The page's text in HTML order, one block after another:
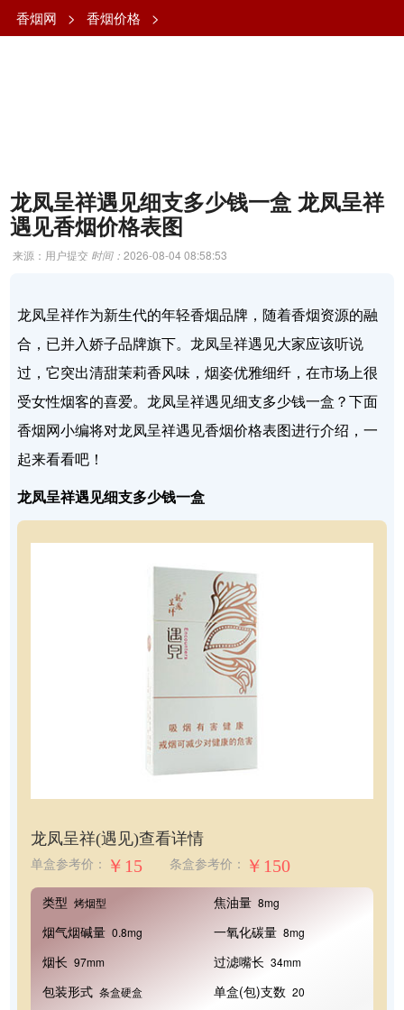
香烟网 > 香烟价格 >
龙凤呈祥遇见细支多少钱一盒 龙凤呈祥
遇见香烟价格表图
来源：用户提交 时间：2026-08-04 08:58:53
龙凤呈祥作为新生代的年轻香烟品牌，随着香烟资源的融
合，已并入娇子品牌旗下。龙凤呈祥遇见大家应该听说
过，它突出清甜茉莉香风味，烟姿优雅细纤，在市场上很
受女性烟客的喜爱。龙凤呈祥遇见细支多少钱一盒？下面
香烟网小编将对龙凤呈祥遇见香烟价格表图进行介绍，一
起来看看吧！
龙凤呈祥遇见细支多少钱一盒
龙凤呈祥(遇见)查看详情
单盒参考价： ￥15 条盒参考价： ￥150
类型 烤烟型 焦油量 8mg
烟气烟碱量 0.8mg 一氧化碳量 8mg
烟长 97mm 过滤嘴长 34mm
包装形式 条盒硬盒 单盒(包)支数 20